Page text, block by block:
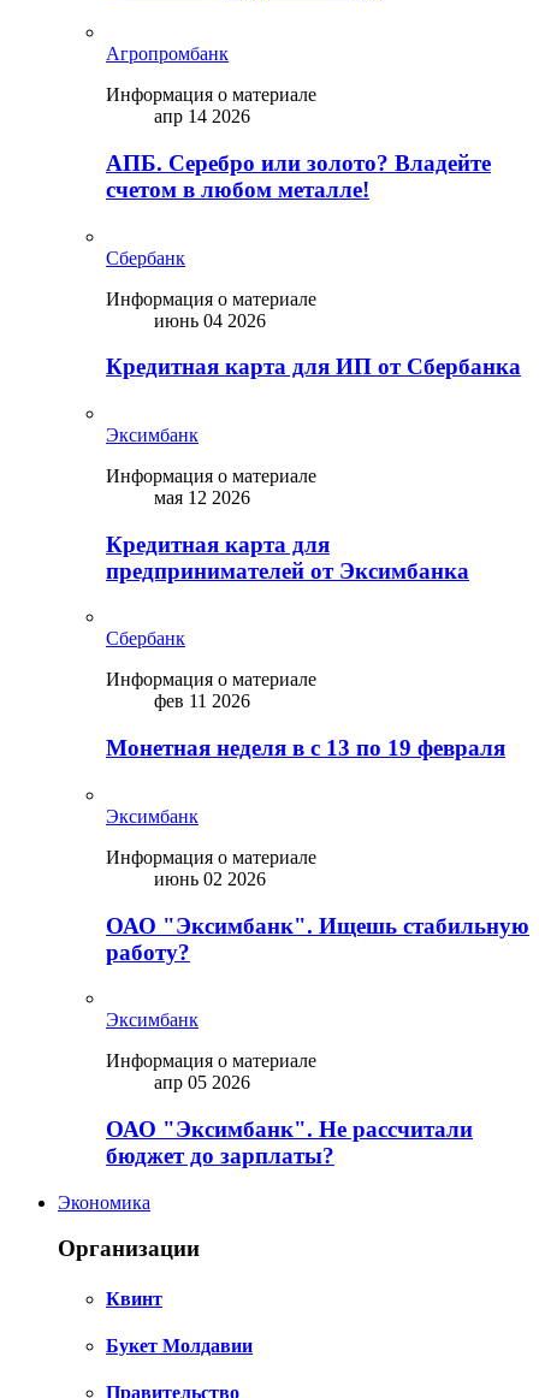
Агропромбанк
Информация о материале
апр 14 2026
АПБ. Серебро или золото? Владейте
счетом в любом металле!
Сбербанк
Информация о материале
июнь 04 2026
Кредитная карта для ИП от Сбербанка
Эксимбанк
Информация о материале
мая 12 2026
Кредитная карта для
предпринимателей от Эксимбанка
Сбербанк
Информация о материале
фев 11 2026
Монетная неделя в с 13 по 19 февраля
Эксимбанк
Информация о материале
июнь 02 2026
ОАО "Эксимбанк". Ищешь стабильную
работу?
Эксимбанк
Информация о материале
апр 05 2026
ОАО "Эксимбанк". Не рассчитали
бюджет до зарплаты?
Экономика
Организации
Квинт
Букет Молдавии
Правительство